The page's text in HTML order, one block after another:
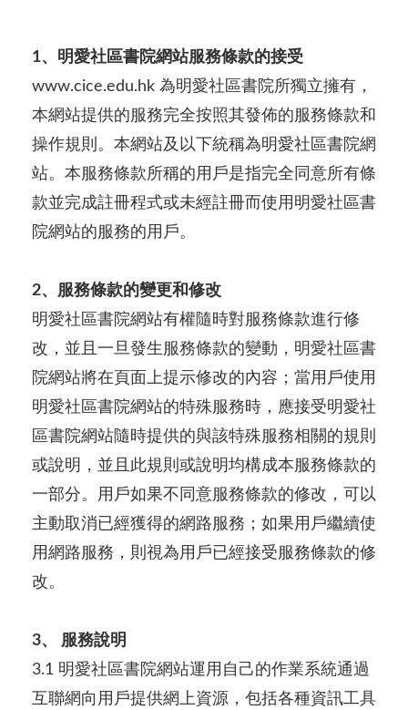
1、明愛社區書院網站服務條款的接受
www.cice.edu.hk 為明愛社區書院所獨立擁有，
本網站提供的服務完全按照其發佈的服務條款和
操作規則。本網站及以下統稱為明愛社區書院網
站。本服務條款所稱的用戶是指完全同意所有條
款並完成註冊程式或未經註冊而使用明愛社區書
院網站的服務的用戶。
2、服務條款的變更和修改
明愛社區書院網站有權隨時對服務條款進行修
改，並且一旦發生服務條款的變動，明愛社區書
院網站將在頁面上提示修改的內容；當用戶使用
明愛社區書院網站的特殊服務時，應接受明愛社
區書院網站隨時提供的與該特殊服務相關的規則
或說明，並且此規則或說明均構成本服務條款的
一部分。用戶如果不同意服務條款的修改，可以
主動取消已經獲得的網路服務；如果用戶繼續使
用網路服務，則視為用戶已經接受服務條款的修
改。
3、 服務說明
3.1 明愛社區書院網站運用自己的作業系統通過
互聯網向用戶提供網上資源，包括各種資訊工具